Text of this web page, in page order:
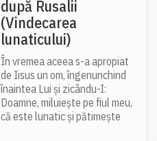
după Rusalii
(Vindecarea
lunaticului)
În vremea aceea s-a apropiat
de Iisus un om, îngenunchind
înaintea Lui și zicându-I:
Doamne, miluiește pe fiul meu,
că este lunatic și pătimește